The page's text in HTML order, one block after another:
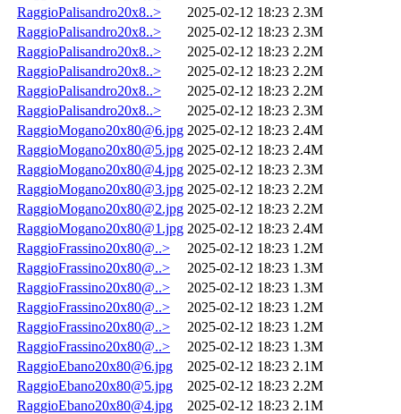
RaggioPalisandro20x8..>
2025-02-12 18:23 2.3M
RaggioPalisandro20x8..>
2025-02-12 18:23 2.3M
RaggioPalisandro20x8..>
2025-02-12 18:23 2.2M
RaggioPalisandro20x8..>
2025-02-12 18:23 2.2M
RaggioPalisandro20x8..>
2025-02-12 18:23 2.2M
RaggioPalisandro20x8..>
2025-02-12 18:23 2.3M
RaggioMogano20x80@6.jpg 2025-02-12 18:23 2.4M
RaggioMogano20x80@5.jpg 2025-02-12 18:23 2.4M
RaggioMogano20x80@4.jpg 2025-02-12 18:23 2.3M
RaggioMogano20x80@3.jpg 2025-02-12 18:23 2.2M
RaggioMogano20x80@2.jpg 2025-02-12 18:23 2.2M
RaggioMogano20x80@1.jpg 2025-02-12 18:23 2.4M
RaggioFrassino20x80@..>
2025-02-12 18:23 1.2M
RaggioFrassino20x80@..>
2025-02-12 18:23 1.3M
RaggioFrassino20x80@..>
2025-02-12 18:23 1.3M
RaggioFrassino20x80@..>
2025-02-12 18:23 1.2M
RaggioFrassino20x80@..>
2025-02-12 18:23 1.2M
RaggioFrassino20x80@..>
2025-02-12 18:23 1.3M
RaggioEbano20x80@6.jpg
2025-02-12 18:23 2.1M
RaggioEbano20x80@5.jpg
2025-02-12 18:23 2.2M
RaggioEbano20x80@4.jpg
2025-02-12 18:23 2.1M